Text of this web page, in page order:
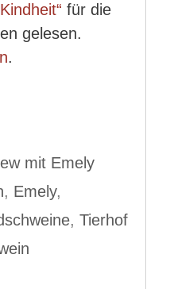
für die
gelesen.
.
mit Emely
, Emely,
, Tierhof